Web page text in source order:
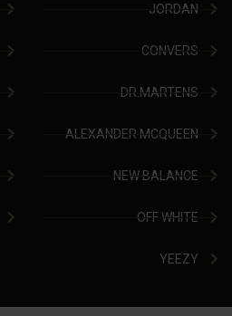
JORDAN
CONVERS
DR.MARTENS
ALEXANDER MCQUEEN
NEW BALANCE
OFF WHITE
YEEZY